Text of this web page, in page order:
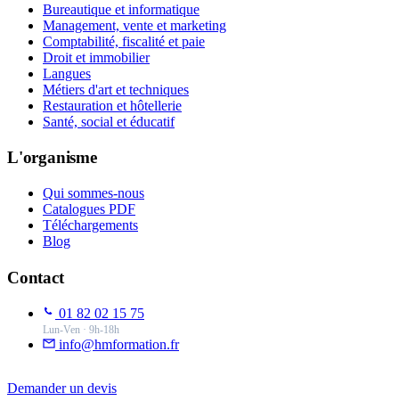
Bureautique et informatique
Management, vente et marketing
Comptabilité, fiscalité et paie
Droit et immobilier
Langues
Métiers d'art et techniques
Restauration et hôtellerie
Santé, social et éducatif
L'organisme
Qui sommes-nous
Catalogues PDF
Téléchargements
Blog
Contact
01 82 02 15 75
Lun-Ven · 9h-18h
info@hmformation.fr
Demander un devis